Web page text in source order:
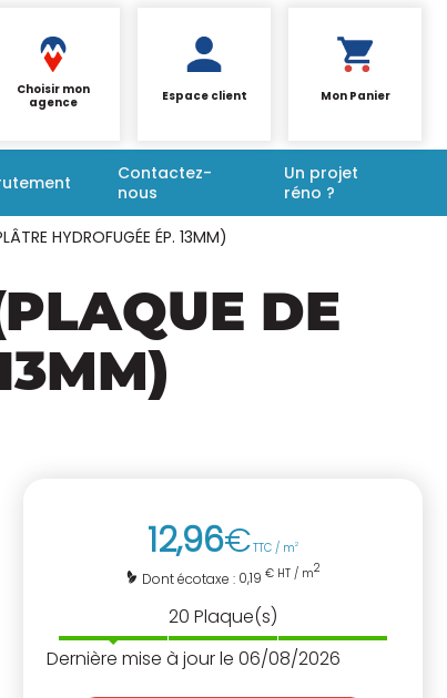
Choisir mon
agence
Espace client Mon Panier
Contactez-
nous
Un projet
réno ?
HYDROFUGÉE ÉP. 13MM)
DE
12,96€TTC / m2
Dont écotaxe : 0,19 € HT / m2
20 Plaque(s)
Dernière mise à jour le 06/08/2026